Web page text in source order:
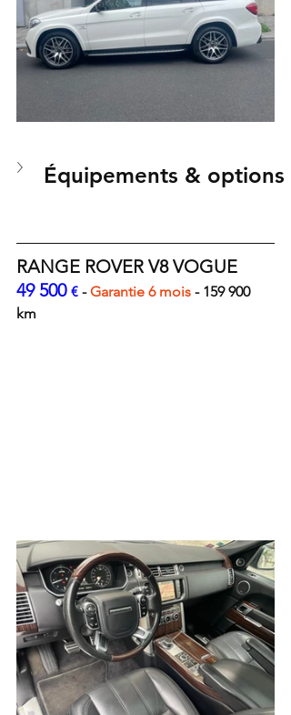
Équipements & options
RANGE ROVER V8 VOGUE
49 500 € - Garantie 6 mois - 159 900
km